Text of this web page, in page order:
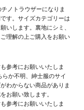
ノトラウザーになりま
す。サイズカテゴリーは
いします。裏地にシミ、
理解の上ご購入をお願い
参考にお願いいたしま
か不明、紳士服のサイ
わからない商品がありま
お願い致します。
参考にお願いいたしま